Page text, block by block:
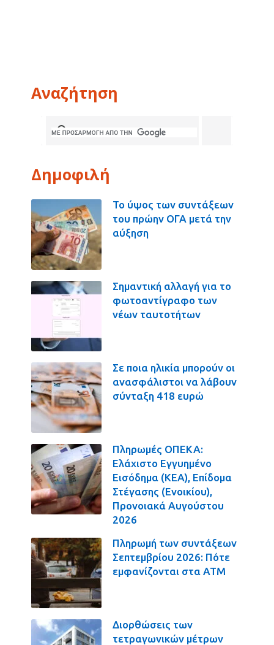
Αναζήτηση
Δημοφιλή
Το ύψος των συντάξεων
του πρώην ΟΓΑ μετά την
αύξηση
Σημαντική αλλαγή για το
φωτοαντίγραφο των
νέων ταυτοτήτων
Σε ποια ηλικία μπορούν οι
ανασφάλιστοι να λάβουν
σύνταξη 418 ευρώ
Πληρωμές ΟΠΕΚΑ:
Ελάχιστο Εγγυημένο
Εισόδημα (ΚΕΑ), Επίδομα
Στέγασης (Ενοικίου),
Προνοιακά Αυγούστου
2026
Πληρωμή των συντάξεων
Σεπτεμβρίου 2026: Πότε
εμφανίζονται στα ΑΤΜ
Διορθώσεις των
τετραγωνικών μέτρων